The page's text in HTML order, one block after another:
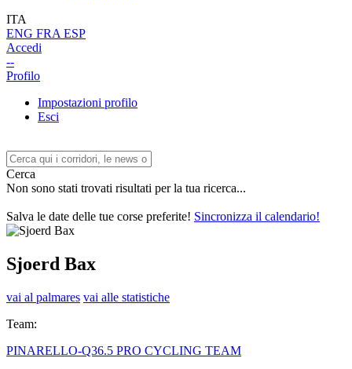
ITA
ENG FRA ESP
Accedi
--
Profilo
Impostazioni profilo
Esci
Cerca
Non sono stati trovati risultati per la tua ricerca...
Salva le date delle tue corse preferite! Sincronizza il calendario!
Sjoerd Bax
vai al palmares vai alle statistiche
Team:
PINARELLO-Q36.5 PRO CYCLING TEAM